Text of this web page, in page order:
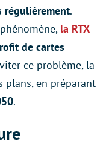
régulièrement.
la RTX
de cartes
ce problème, la
plans, en préparant
.